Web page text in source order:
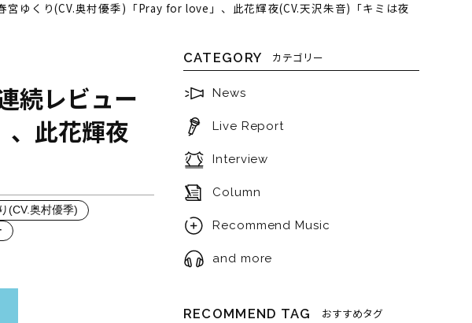
ゆくり(CV.奥村優季)「Pray for love」、此花輝夜(CV.天沢朱音)「キミは夜
続レビュー
此花輝夜
(CV.奥村優季)
CATEGORY カテゴリー
News
Live Report
Interview
Column
Recommend Music
and more
RECOMMEND TAG おすすめタグ